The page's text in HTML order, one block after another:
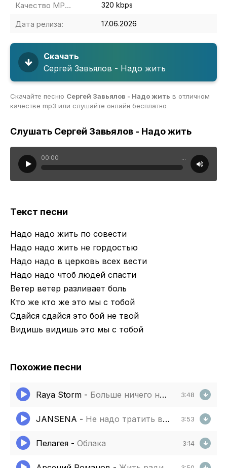
Качество MP3: 320 kbps
Дата релиза: 17.06.2026
Скачать
Сергей Завьялов - Надо жить
Скачайте песню Сергей Завьялов - Надо жить в отличном
качестве mp3 или слушайте онлайн бесплатно
Слушать Сергей Завьялов - Надо жить
00:00 ...
Текст песни
Надо надо жить по совести
Надо надо жить не гордостью
Надо надо в церковь всех вести
Надо надо чтоб людей спасти
Ветер ветер разливает боль
Кто же кто же это мы с тобой
Сдайся сдайся это бой не твой
Видишь видишь это мы с тобой
Похожие песни
Raya Storm - Больше ничего не надо 3:48
JANSENA - Не надо тратить время не надо 3:53
Пелагея - Облака 3:14